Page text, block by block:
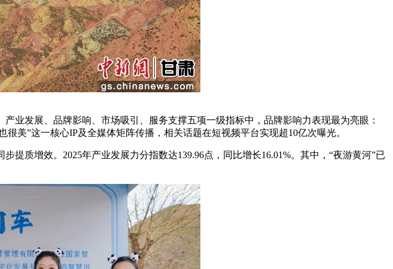
发展、品牌影响、市场吸引、服务支撑五项一级指标中，品牌影响力表现最为亮眼：
美”这一核心IP及全媒体矩阵传播，相关话题在短视频平台实现超10亿次曝光。
质增效。2025年产业发展力分指数达139.96点，同比增长16.01%。其中，“夜游黄河”已